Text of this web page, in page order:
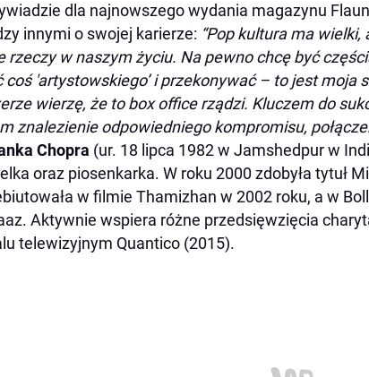
dla najnowszego wydania magazynu
innymi o swojej karierze: “Pop kultura ma
rzeczy w naszym życiu. Na pewno chcę być
coś 'artystowskiego’ i przekonywać – to jest moja
wierzę, że to box office rządzi. Kluczem do
znalezienie odpowiedniego kompromisu,
Chopra (ur. 18 lipca 1982 w Jamshedpur w
oraz piosenkarka. W roku 2000 zdobyła tytuł
w filmie Thamizhan w 2002 roku, a w
Aktywnie wspiera różne przedsięwzięcia
telewizyjnym Quantico (2015).